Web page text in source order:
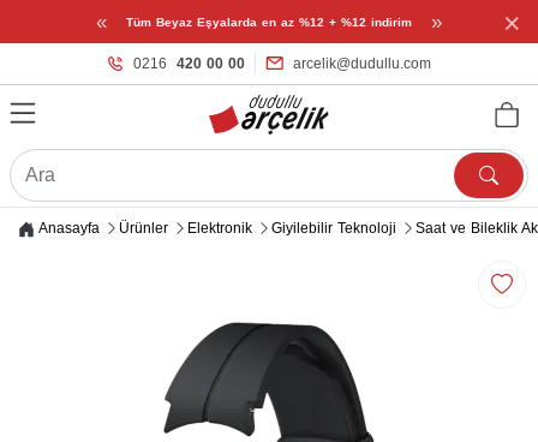
« Tüm Beyaz Eşyalarda en az %12 + %12 indirim » ×
0216 420 00 00 arcelik@dudullu.com
Anasayfa Ürünler Elektronik Giyilebilir Teknoloji Saat ve Bileklik